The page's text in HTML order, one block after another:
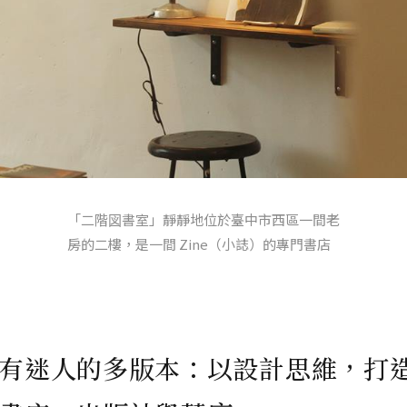
「二階図書室」靜靜地位於臺中市西區一間老
房的二樓，是一間 Zine（小誌）的專門書店
迷人的多版本：以設計思維，打